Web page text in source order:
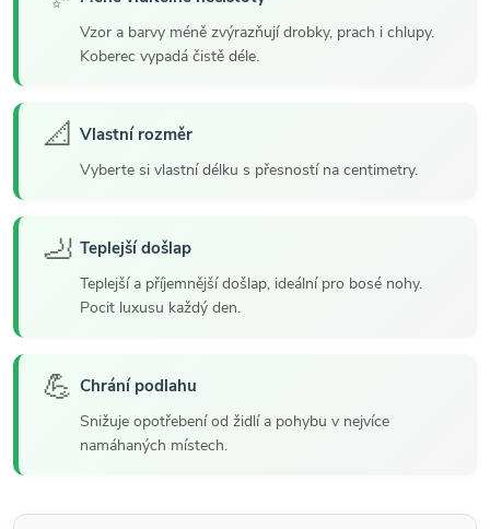
Vzor a barvy méně zvýrazňují drobky, prach i chlupy.
Koberec vypadá čistě déle.
📐 Vlastní rozměr
Vyberte si vlastní délku s přesností na centimetry.
🦶 Teplejší došlap
Teplejší a příjemnější došlap, ideální pro bosé nohy.
Pocit luxusu každý den.
💪 Chrání podlahu
Snižuje opotřebení od židlí a pohybu v nejvíce
namáhaných místech.